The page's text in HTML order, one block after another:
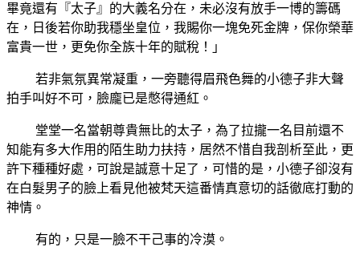
畢竟還有『太子』的大義名分在，未必沒有放手一博的籌碼
在，日後若你助我穩坐皇位，我賜你一塊免死金牌，保你榮華
富貴一世，更免你全族十年的賦稅！」
若非氣氛異常凝重，一旁聽得眉飛色舞的小德子非大聲
拍手叫好不可，臉龐已是憋得通紅。
堂堂一名當朝尊貴無比的太子，為了拉攏一名目前還不
知能有多大作用的陌生助力扶持，居然不惜自我剖析至此，更
許下種種好處，可說是誠意十足了，可惜的是，小德子卻沒有
在白髮男子的臉上看見他被梵天這番情真意切的話徹底打動的
神情。
有的，只是一臉不干己事的冷漠。